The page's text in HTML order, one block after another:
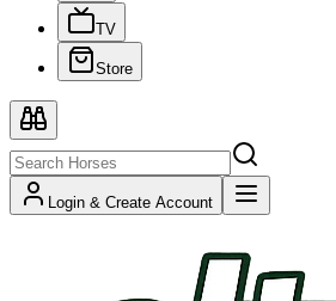
TV
Store
Login & Create Account